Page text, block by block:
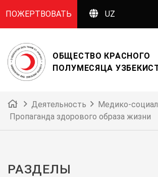
ПОЖЕРТВОВАТЬ UZ
ОБЩЕСТВО КРАСНОГО
ПОЛУМЕСЯЦА
Деятельность
Медико-
Пропаганда здорового образа жизни
РАЗДЕЛЫ